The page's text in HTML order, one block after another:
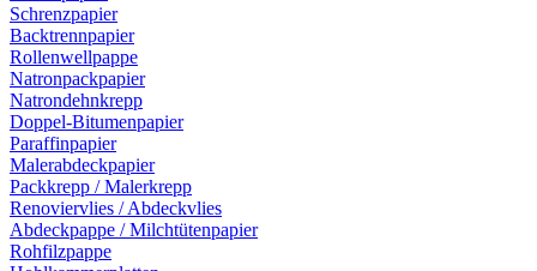
Schrenzpapier
Backtrennpapier
Rollenwellpappe
Natronpackpapier
Natrondehnkrepp
Doppel-Bitumenpapier
Paraffinpapier
Malerabdeckpapier
Packkrepp / Malerkrepp
Renoviervlies / Abdeckvlies
Abdeckpappe / Milchtütenpapier
Rohfilzpappe